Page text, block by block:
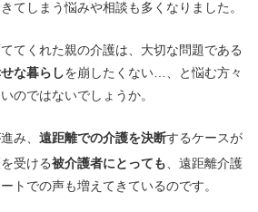
てしまう悩みや相談も多くなりました。
てくれた親の介護は、大切な問題である
な暮らしを崩したくない…、と悩む方々
のではないでしょうか。
み、遠距離での介護を決断するケースが
受ける被介護者にとっても 、遠距離介護
トでの声も増えてきているのです。